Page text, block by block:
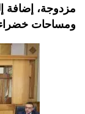
مزدوجة، إضافة
ومساحات خضراء